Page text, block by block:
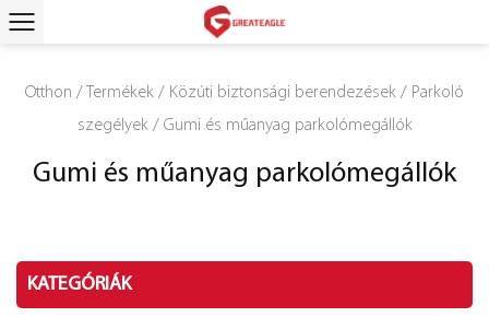
Otthon / Termékek / Közúti biztonsági berendezések / Parkoló
szegélyek/ Gumi és műanyag parkolómegállók
Gumi és műanyag parkolómegállók
KATEGÓRIÁK